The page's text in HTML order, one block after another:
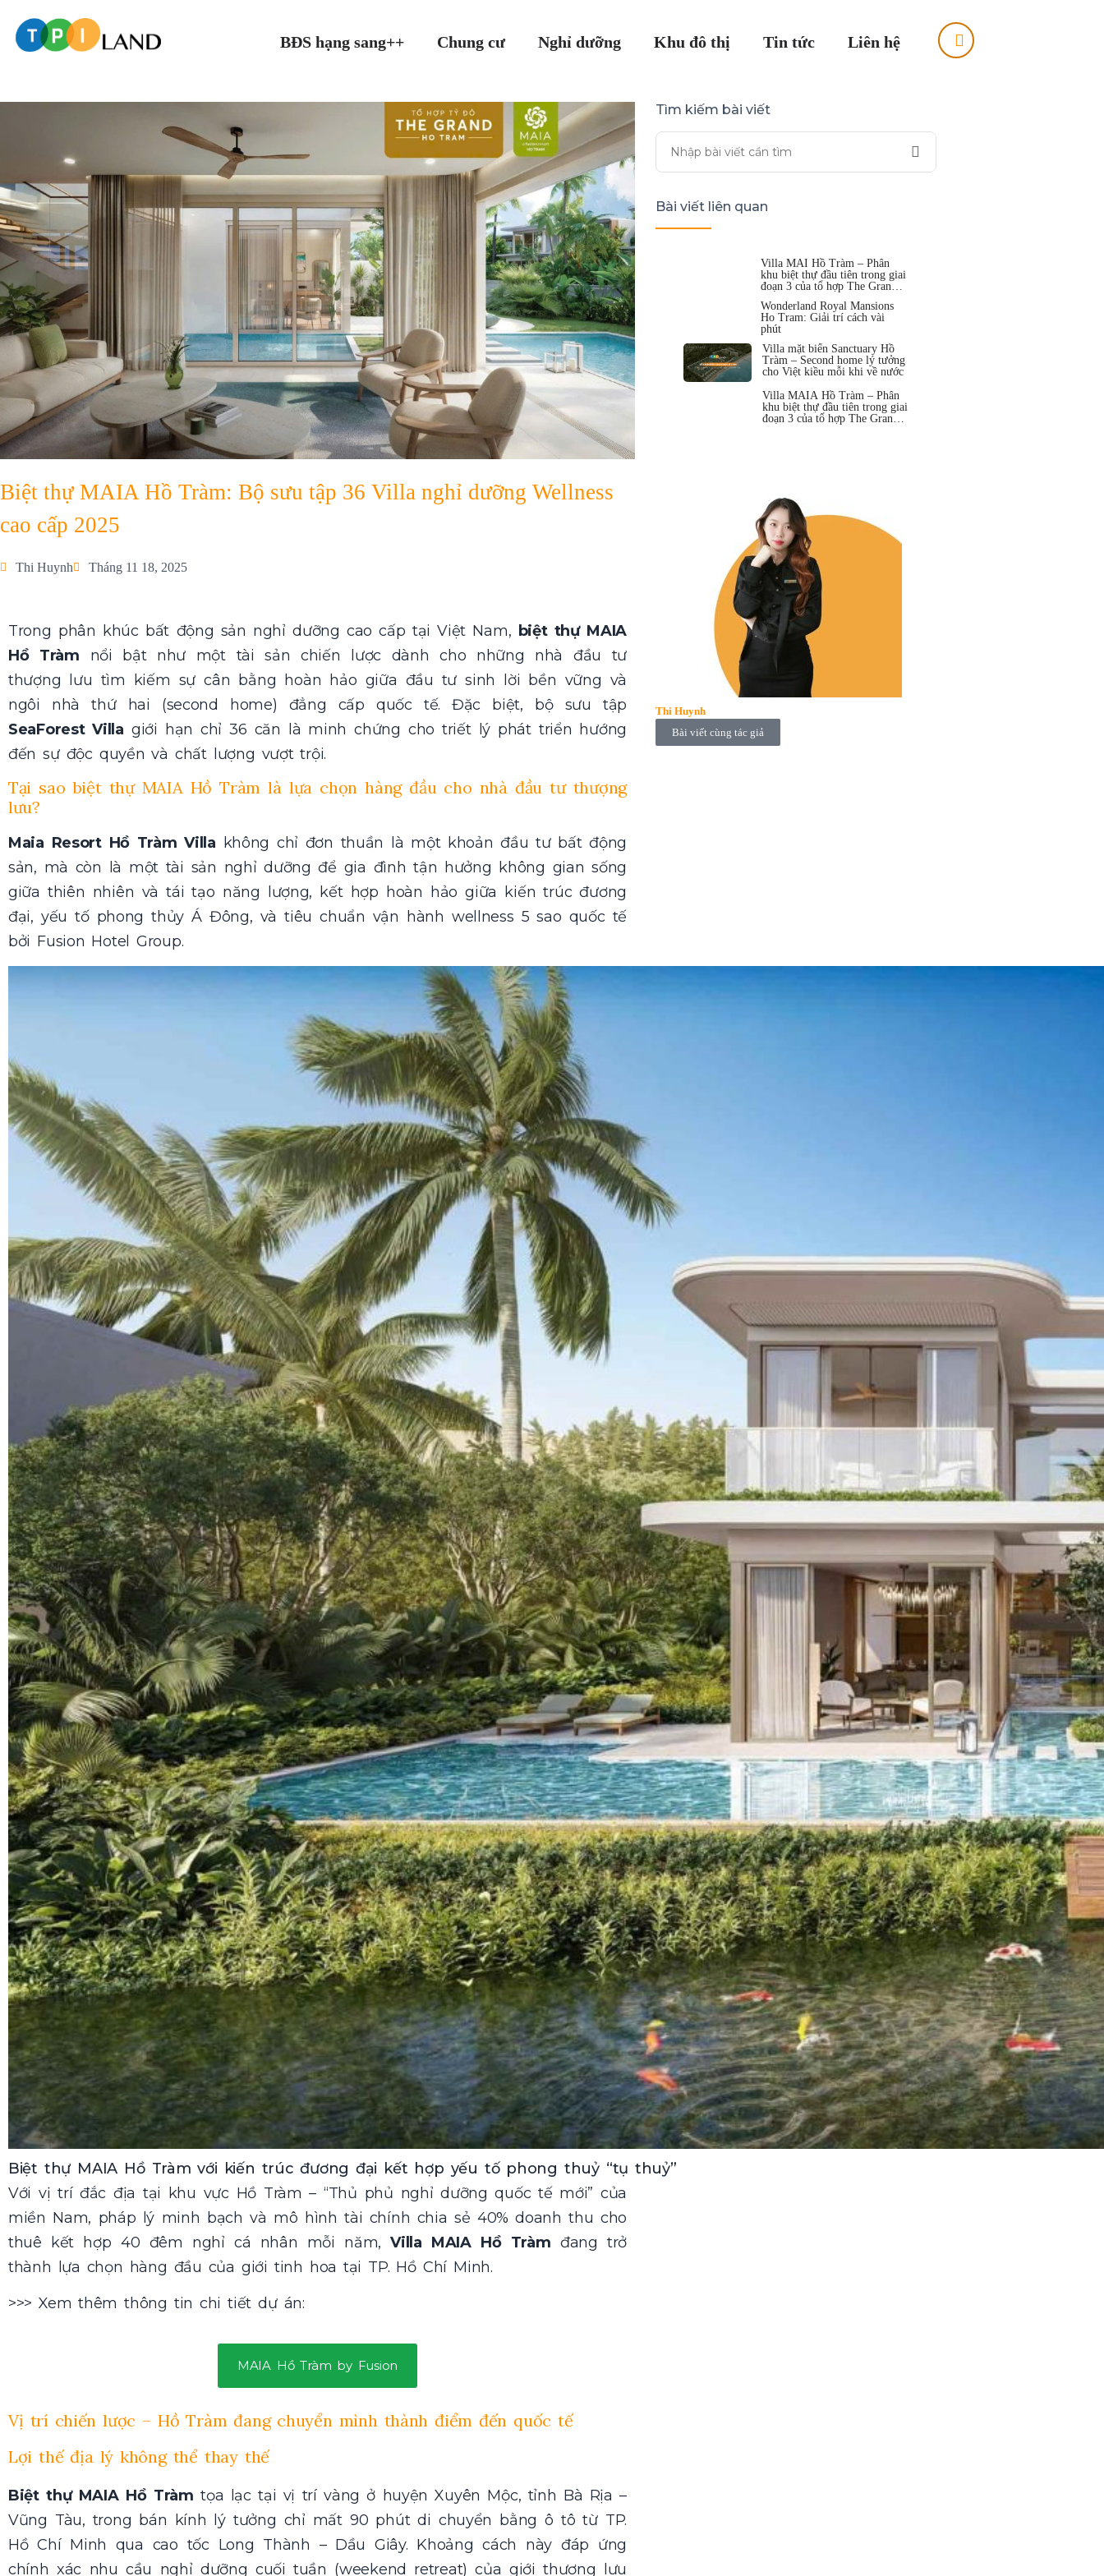
BĐS hạng sang++ Chung cư Nghỉ dưỡng Khu đô thị Tin tức Liên hệ
Biệt thự MAIA Hồ Tràm: Bộ sưu tập 36 Villa nghỉ dưỡng Wellness
cao cấp 2025
Thi Huynh Tháng 11 18, 2025
Trong phân khúc bất động sản nghỉ dưỡng cao cấp tại Việt Nam, biệt thự MAIA
Hồ Tràm nổi bật như một tài sản chiến lược dành cho những nhà đầu tư
thượng lưu tìm kiếm sự cân bằng hoàn hảo giữa đầu tư sinh lời bền vững và
ngôi nhà thứ hai (second home) đẳng cấp quốc tế. Đặc biệt, bộ sưu tập
SeaForest Villa giới hạn chỉ 36 căn là minh chứng cho triết lý phát triển hướng
đến sự độc quyền và chất lượng vượt trội.
Tại sao biệt thự MAIA Hồ Tràm là lựa chọn hàng đầu cho nhà đầu tư thượng
lưu?
Maia Resort Hồ Tràm Villa không chỉ đơn thuần là một khoản đầu tư bất động
sản, mà còn là một tài sản nghỉ dưỡng để gia đình tận hưởng không gian sống
giữa thiên nhiên và tái tạo năng lượng, kết hợp hoàn hảo giữa kiến trúc đương
đại, yếu tố phong thủy Á Đông, và tiêu chuẩn vận hành wellness 5 sao quốc tế
bởi Fusion Hotel Group.
Biệt thự MAIA Hồ Tràm với kiến trúc đương đại kết hợp yếu tố phong thuỷ “tụ thuỷ”
Với vị trí đắc địa tại khu vực Hồ Tràm – “Thủ phủ nghỉ dưỡng quốc tế mới” của
miền Nam, pháp lý minh bạch và mô hình tài chính chia sẻ 40% doanh thu cho
thuê kết hợp 40 đêm nghỉ cá nhân mỗi năm,Villa MAIA Hồ Tràm đang trở
thành lựa chọn hàng đầu của giới tinh hoa tại TP. Hồ Chí Minh.
>>> Xem thêm thông tin chi tiết dự án:
MAIA Hồ Tràm by Fusion
Vị trí chiến lược – Hồ Tràm đang chuyển mình thành điểm đến quốc tế
Lợi thế địa lý không thể thay thế
Biệt thự MAIA Hồ Tràm tọa lạc tại vị trí vàng ở huyện Xuyên Mộc, tỉnh Bà Rịa –
Vũng Tàu, trong bán kính lý tưởng chỉ mất 90 phút di chuyển bằng ô tô từ TP.
Hồ Chí Minh qua cao tốc Long Thành – Dầu Giây. Khoảng cách này đáp ứng
chính xác nhu cầu nghỉ dưỡng cuối tuần (weekend retreat) của giới thượng lưu
Tìm kiếm bài viết
Bài viết liên quan
Villa MAI Hồ Tràm – Phân
khu biệt thự đầu tiên trong giai
đoạn 3 của tổ hợp The Grand
Wonderland Royal Mansions
Ho Tram: Giải trí cách vài
phút
Villa mặt biển Sanctuary Hồ
Tràm – Second home lý tưởng
cho Việt kiều mỗi khi về nước
Villa MAIA Hồ Tràm – Phân
khu biệt thự đầu tiên trong giai
đoạn 3 của tổ hợp The Grand
Thi Huynh
Bài viết cùng tác giả